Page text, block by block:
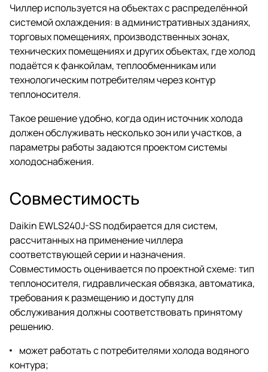
Чиллер используется на объектах с распределённой
системой охлаждения: в административных зданиях,
торговых помещениях, производственных зонах,
технических помещениях и других объектах, где холод
подаётся к фанкойлам, теплообменникам или
технологическим потребителям через контур
теплоносителя.
Такое решение удобно, когда один источник холода
должен обслуживать несколько зон или участков, а
параметры работы задаются проектом системы
холодоснабжения.
Совместимость
Daikin EWLS240J-SS подбирается для систем,
рассчитанных на применение чиллера
соответствующей серии и назначения.
Совместимость оценивается по проектной схеме: тип
теплоносителя, гидравлическая обвязка, автоматика,
требования к размещению и доступу для
обслуживания должны соответствовать принятому
решению.
может работать с потребителями холода водяного
контура;